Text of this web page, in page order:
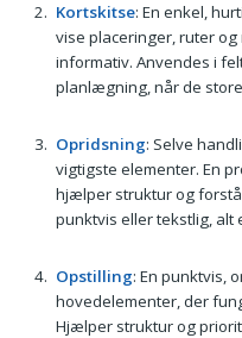
Kortskitse: En enkel,
vise placeringer, ruter
informativ. Anvendes i
planlægning, når de
Opridsning: Selve
vigtigste elementer. En
hjælper struktur og
punktvis eller tekstlig,
Opstilling: En punktvis,
hovedelementer, der
Hjælper struktur og